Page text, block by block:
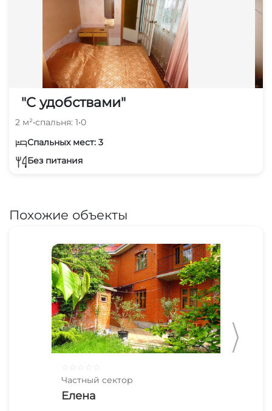
аптека
1 мин
дельфинарий
10 мин
"С удобствами"
2 м²•спальня: 1•0
Спальных мест: 3
Без питания
Похожие объекты
Частный сектор
Елена